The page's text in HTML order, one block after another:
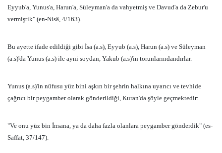
Eyyub'a, Yunus'a, Harun'a, Süleyman'a da vahyetmiş ve Davud'a da Zebur'u
vermiştik" (en-Nisâ, 4/163).
Bu ayette ifade edildiği gibi İsa (a.s), Eyyub (a.s), Harun (a.s) ve Süleyman
(a.s)'da Yunus (a.s) ile ayni soydan, Yakub (a.s)'in torunlarındandırlar.
Yunus (a.s)'in nüfusu yüz bini aşkın bir şehrin halkına uyarıcı ve tevhide
çağrıcı bir peygamber olarak gönderildiği, Kuran'da şöyle geçmektedir:
"Ve onu yüz bin İnsana, ya da daha fazla olanlara peygamber gönderdik" (es-
Saffat, 37/147).